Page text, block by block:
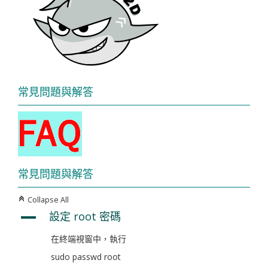
常見問題與解答
常見問題與解答
C Collapse All
A 設定 root 密碼
在終端視窗中，執行
sudo passwd root